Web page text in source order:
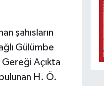
şahısların
Gülümbe
Açıkta
bulunan H. Ö.